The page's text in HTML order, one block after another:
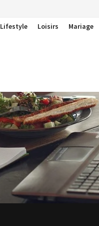
Lifestyle Loisirs Mariage